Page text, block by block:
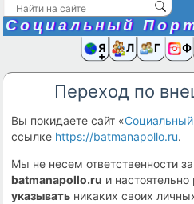
Социальный
Я иЛюди
Переход по
Вы покидаете сайт «
ссылке https://batmanapollo.ru.
Мы не несем ответственности
batmanapollo.ru и
указывать никаких своих